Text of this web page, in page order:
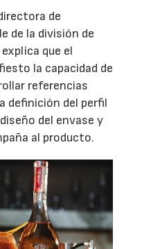
de
de la división de
que el
la capacidad de
referencias
definición del perfil
del envase y
al producto.